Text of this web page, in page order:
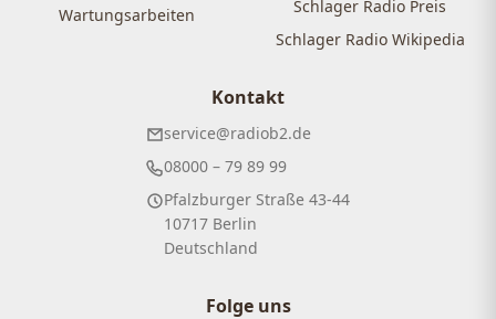
Wartungsarbeiten
Schlager Radio Preis
Schlager Radio Wikipedia
Kontakt
service@radiob2.de
08000 – 79 89 99
Pfalzburger Straße 43-44
10717 Berlin
Deutschland
Folge uns